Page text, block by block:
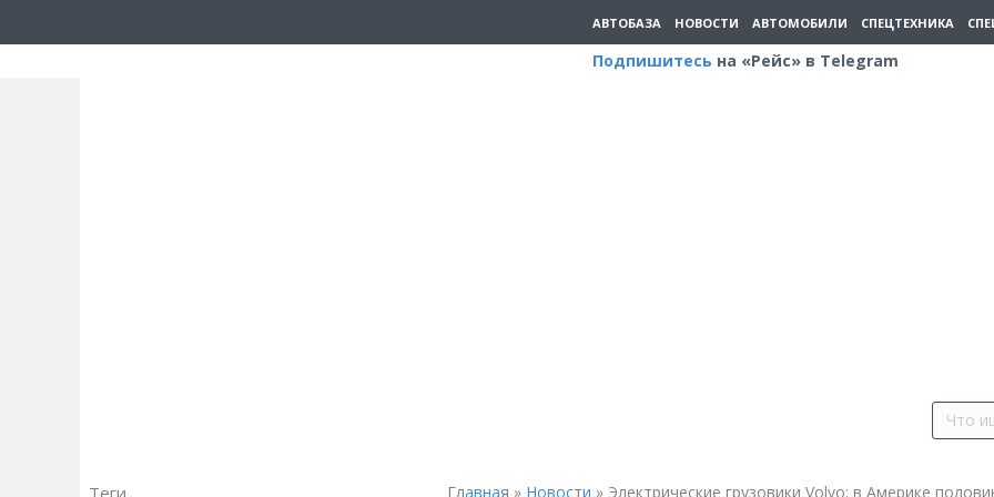
АВТОБАЗА НОВОСТИ АВТОМОБИЛИ СПЕЦТЕХНИКА
Подпишитесь на «Рейс» в Telegram
Теги Главная » Новости » Электрические грузовики Volvo: в Америке